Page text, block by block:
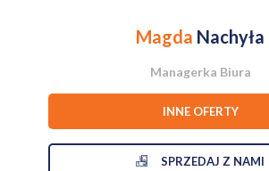
-1 km do najbliższej miejscowości.
-2 km do centrum Pępowa (szkoła,
Magda Nachyła
Managerka Biura
INNE OFERTY
SPRZEDAJ Z NAMI